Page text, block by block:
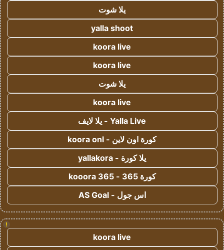
يلا شوت
yalla shoot
koora live
koora live
يلا شوت
koora live
Yalla Live - يلا لايف
كورة اون لاين - koora onl
يلا كورة - yallakora
كورة 365 - kooora 365
اس جول - AS Goal
!
koora live